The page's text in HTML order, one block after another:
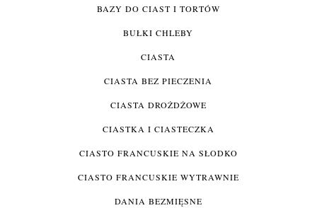
BAZY DO CIAST I TORTÓW
BUŁKI CHLEBY
CIASTA
CIASTA BEZ PIECZENIA
CIASTA DROŻDŻOWE
CIASTKA I CIASTECZKA
CIASTO FRANCUSKIE NA SŁODKO
CIASTO FRANCUSKIE WYTRAWNIE
DANIA BEZMIĘSNE